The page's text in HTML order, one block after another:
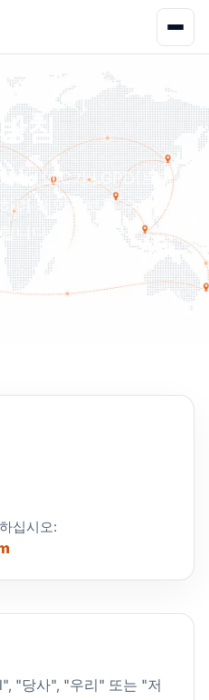
침
LLC가 LGPD(브라
여 개인정보를 수집, 이
니다.
십시오:
"당사", "우리" 또는 "저